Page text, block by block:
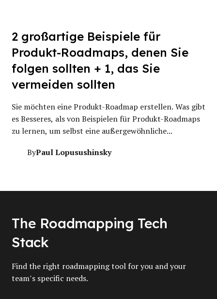
2 großartige Beispiele für
Produkt-Roadmaps, denen Sie
folgen sollten + 1, das Sie
vermeiden sollten
Sie möchten eine Produkt-Roadmap erstellen. Was gibt
es Besseres, als von Beispielen für Produkt-Roadmaps
zu lernen, um selbst eine außergewöhnliche...
ByPaul Lopusushinsky
The Roadmapping Tech
Stack
Find the right roadmapping tool for you and your
team’s specific needs.